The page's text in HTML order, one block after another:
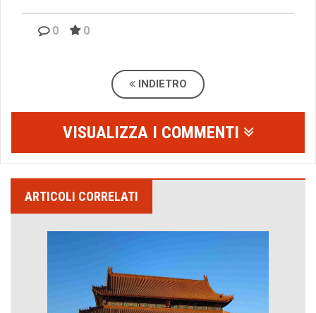
0 0
INDIETRO
VISUALIZZA I COMMENTI
ARTICOLI CORRELATI